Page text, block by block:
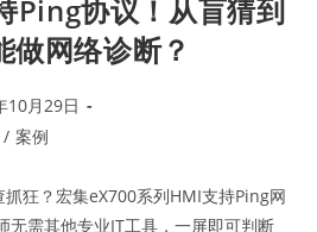
Ping协议！从盲猜到
网络诊断？
10月29日
/ 案例
抓狂？宏集eX700系列HMI支持Ping网
无需其他专业IT工具，一屏即可判断